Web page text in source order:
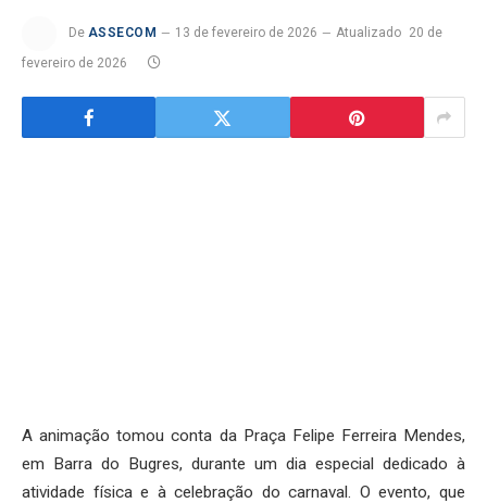
De ASSECOM 13 de fevereiro de 2026 Atualizado 20 de
fevereiro de 2026
A animação tomou conta da Praça Felipe Ferreira Mendes,
em Barra do Bugres, durante um dia especial dedicado à
atividade física e à celebração do carnaval. O evento, que